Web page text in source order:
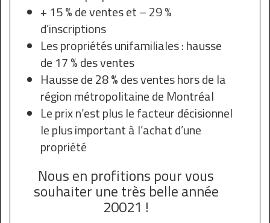
+ 15 % de ventes et – 29 %
d’inscriptions
Les propriétés unifamiliales : hausse
de 17 % des ventes
Hausse de 28 % des ventes hors de la
région métropolitaine de Montréal
Le prix n’est plus le facteur décisionnel
le plus important à l’achat d’une
propriété
Nous en profitions pour vous
souhaiter une très belle année
20021 !